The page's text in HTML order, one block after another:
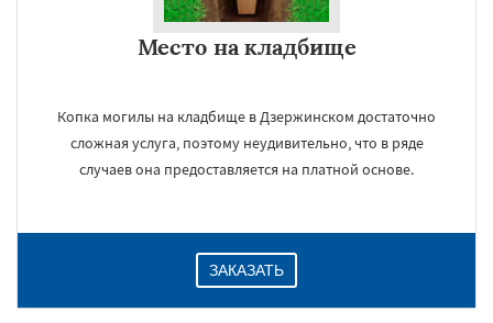
Место на кладбище
Копка могилы на кладбище в Дзержинском достаточно
сложная услуга, поэтому неудивительно, что в ряде
случаев она предоставляется на платной основе.
ЗАКАЗАТЬ
Даю согласие на обработку персональных данных